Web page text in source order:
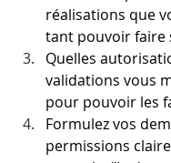
réalisations que
tant pouvoir faire
Quelles
validations vous
pour pouvoir les
Formulez vos
permissions